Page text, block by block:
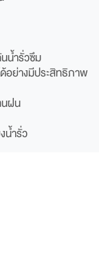
น้ำรั่วซึม
อย่างมีประสิทธิภาพ
นฝน
น้ำรั่ว